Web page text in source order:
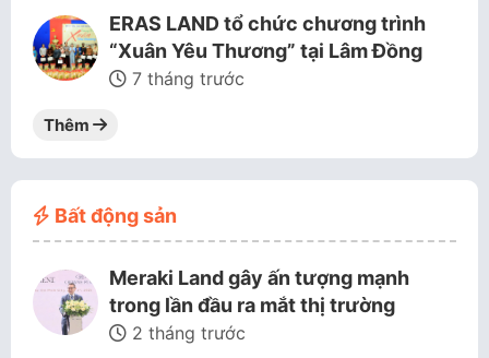
ERAS LAND tổ chức chương trình
“Xuân Yêu Thương” tại Lâm Đồng
7 tháng trước
Thêm
Bất động sản
Meraki Land gây ấn tượng mạnh
trong lần đầu ra mắt thị trường
2 tháng trước